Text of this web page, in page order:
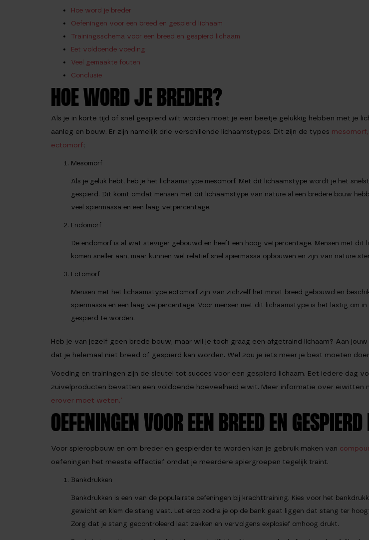
Hoe word je breder
Oefeningen voor een breed en gespierd lichaam
Trainingsschema voor een breed en gespierd lichaam
Eet voldoende voeding
Veel gemaakte fouten
Conclusie
HOE WORD JE BREDER?
Als je in korte tijd of snel gespierd wilt worden moet je een beetje gelukkig hebben met je
aanleg en bouw. Er zijn namelijk drie verschillende lichaamstypes. Dit zijn de types
ectomorf;
Mesomorf
Als je geluk hebt, heb je het lichaamstype mesomorf. Met dit lichaamstype wordt je het
gespierd. Dit komt omdat mensen met dit lichaamstype van nature al een bredere bouw
veel spiermassa en een laag vetpercentage.
Endomorf
De endomorf is al wat steviger gebouwd en heeft een hoog vetpercentage. Mensen met dit
komen sneller aan, maar kunnen wel relatief snel spiermassa opbouwen en zijn van nature
Ectomorf
Mensen met het lichaamstype ectomorf zijn van zichzelf het minst breed gebouwd en
spiermassa en een laag vetpercentage. Voor mensen met dit lichaamstype is het lastig om in
gespierd te worden.
Heb je van jezelf geen brede bouw, maar wil je toch graag een afgetraind lichaam? Aan
dat je helemaal niet breed of gespierd kan worden. Wel zou je iets meer je best moeten
Voeding en trainingen zijn de sleutel tot succes voor een gespierd lichaam. Eet iedere dag
zuivelproducten bevatten een voldoende hoeveelheid eiwit. Meer informatie over eiwitten
erover moet weten.’
OEFENINGEN VOOR EEN BREED EN
Voor spieropbouw en om breder en gespierder te worden kan je gebruik maken van
oefeningen het meeste effectief omdat je meerdere spiergroepen tegelijk traint.
Bankdrukken
Bankdrukken is een van de populairste oefeningen bij krachttraining. Kies voor het
gewicht en klem de stang vast. Let erop zodra je op de bank gaat liggen dat stang ter
Zorg dat je stang gecontroleerd laat zakken en vervolgens explosief omhoog drukt.